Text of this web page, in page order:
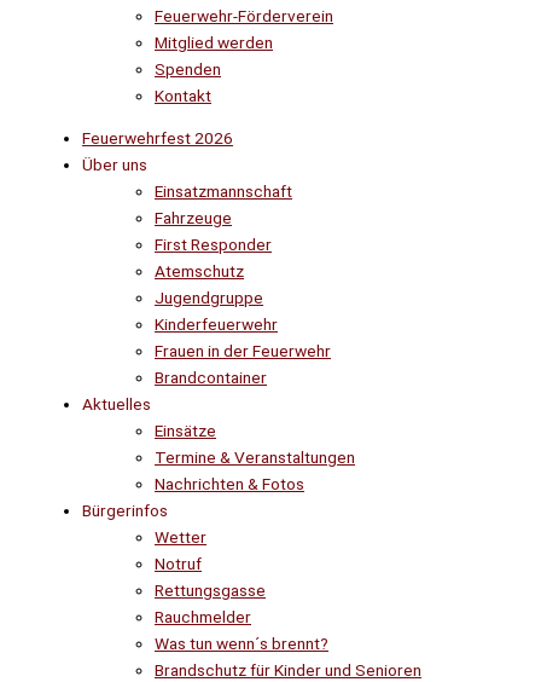
Feuerwehr-Förderverein
Mitglied werden
Spenden
Kontakt
Feuerwehrfest 2026
Über uns
Einsatzmannschaft
Fahrzeuge
First Responder
Atemschutz
Jugendgruppe
Kinderfeuerwehr
Frauen in der Feuerwehr
Brandcontainer
Aktuelles
Einsätze
Termine & Veranstaltungen
Nachrichten & Fotos
Bürgerinfos
Wetter
Notruf
Rettungsgasse
Rauchmelder
Was tun wenn´s brennt?
Brandschutz für Kinder und Senioren